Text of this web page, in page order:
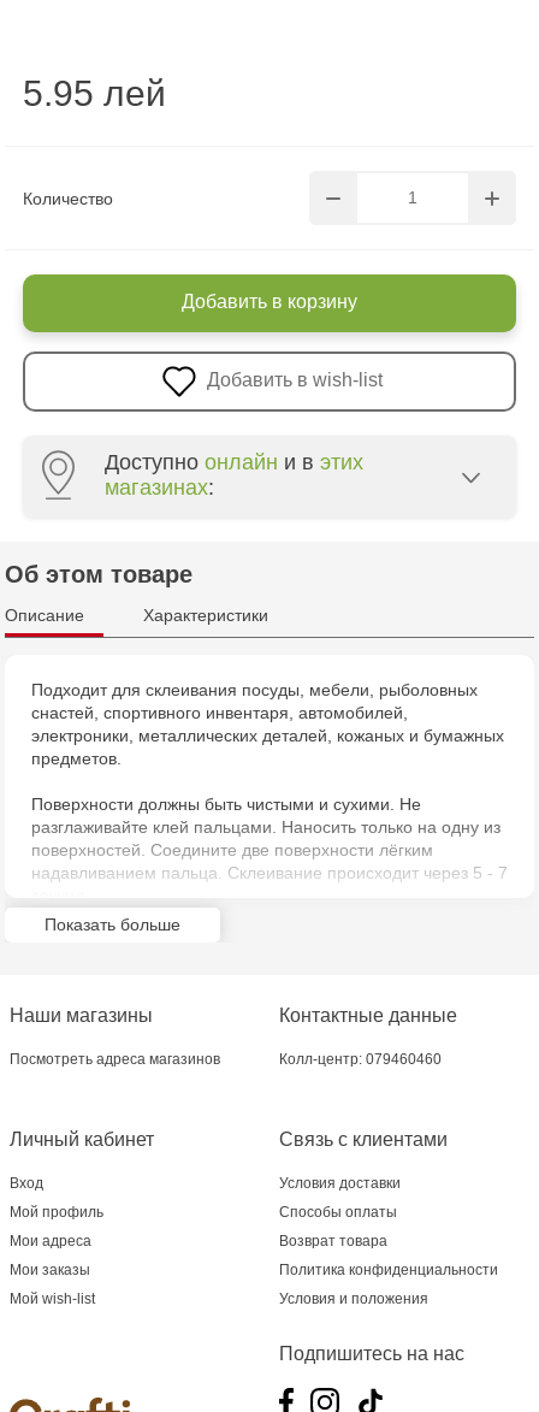
Количество
5.95 лей
Добавить в корзину
Добавить в wish-list
Доступно онлайн и в этих
магазинах:
Crafti Botanica - bd. Decebal, 139
Crafti Buiucani - str. Alba Iulia, 77/18
Crafti Ciocana - str. Alecu Russo, 61/6
Crafti Riscani - bd. Moscova, 2
Crafti Bălți - str. Alexandru Cel Bun, 5
Multistore Centru - bd. Cantemir, 6
Crafti Comrat - str Pobeda,48
182
Crafti Ciocana - bd. Mircea cel Bătrân,17/3
Crafti Buiucani - str. Ion Creangă, 68/1
Об этом товаре
Описание Характеристики
Подходит для склеивания посуды, мебели, рыболовных
снастей, спортивного инвентаря, автомобилей,
электроники, металлических деталей, кожаных и бумажных
предметов.
Поверхности должны быть чистыми и сухими. Не
разглаживайте клей пальцами. Наносить только на одну из
поверхностей. Соедините две поверхности лёгким
надавливанием пальца. Склеивание происходит через 5 - 7
Показать больше
Наши магазины
Посмотреть адреса магазинов
Связь с клиентами
Условия доставки
Способы оплаты
Возврат товара
Политика конфиденциальности
Условия и положения
Личный кабинет
Вход
Мой профиль
Мои адреса
Мои заказы
Мой wish-list
Контактные данные
Колл-центр: 079460460
Подпишитесь на нас